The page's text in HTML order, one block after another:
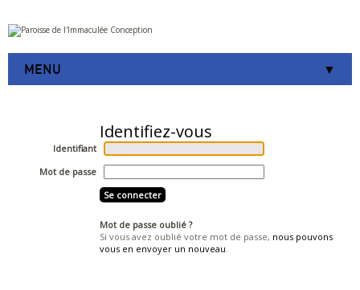
Aller
au
contenu.
à
Outils
personnels
MENU
Identifiant
Mot de passe
Mot de passe oublié ?
Si vous avez oublié votre mot de passe, nous pouvons
vous en envoyer un nouveau.